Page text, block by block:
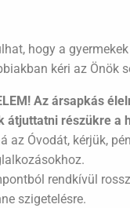
hogy a
kéri az Önök
Az ársapkás
átjuttatni részükre a
az Óvodát, kérjük,
rendkívül
szigetelésre.